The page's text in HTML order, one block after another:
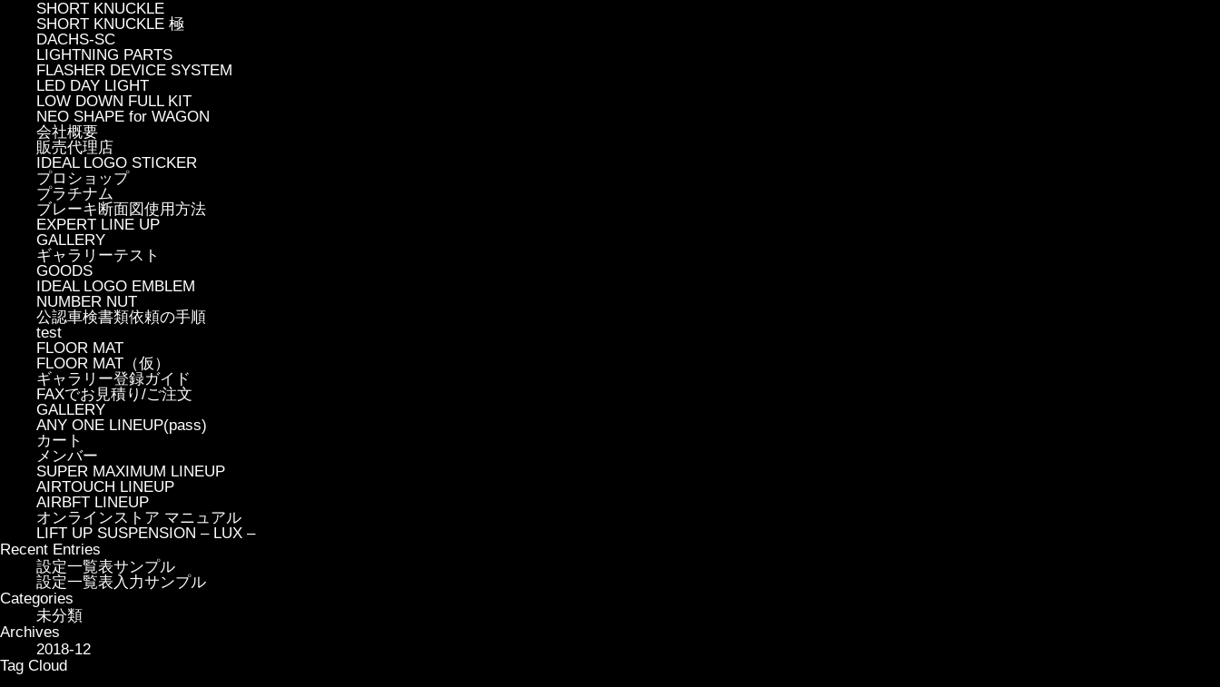
SHORT KNUCKLE
SHORT KNUCKLE 極
DACHS-SC
LIGHTNING PARTS
FLASHER DEVICE SYSTEM
LED DAY LIGHT
LOW DOWN FULL KIT
NEO SHAPE for WAGON
会社概要
販売代理店
IDEAL LOGO STICKER
プロショップ
プラチナム
ブレーキ断面図使用方法
EXPERT LINE UP
GALLERY
ギャラリーテスト
GOODS
IDEAL LOGO EMBLEM
NUMBER NUT
公認車検書類依頼の手順
test
FLOOR MAT
FLOOR MAT（仮）
ギャラリー登録ガイド
FAXでお見積り/ご注文
GALLERY
ANY ONE LINEUP(pass)
カート
メンバー
SUPER MAXIMUM LINEUP
AIRTOUCH LINEUP
AIRBFT LINEUP
オンラインストア マニュアル
LIFT UP SUSPENSION – LUX –
Recent Entries
設定一覧表サンプル
設定一覧表入力サンプル
Categories
未分類
Archives
2018-12
Tag Cloud